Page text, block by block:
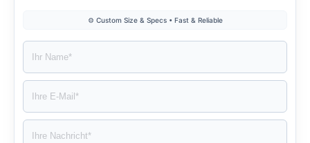
⚙️ Custom Size & Specs • Fast & Reliable